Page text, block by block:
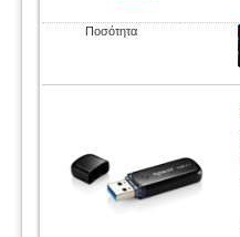
Ποσότητα